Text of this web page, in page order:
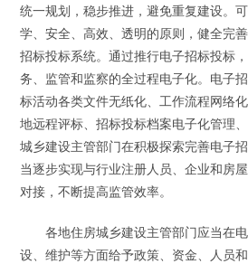
统一规划，稳步推进，避免重复建设。
学、安全、高效、透明的原则，健全完
招标投标系统。通过推行电子招标投标
务、监管和监察的全过程电子化。电子
标活动各类文件无纸化、工作流程网络
地远程评标、招标投标档案电子化管理
城乡建设主管部门在积极探索完善电子
当逐步实现与行业注册人员、企业和房
对接，不断提高监管效率。
各地住房城乡建设主管部门应当在电
设、维护等方面给予政策、资金、人员